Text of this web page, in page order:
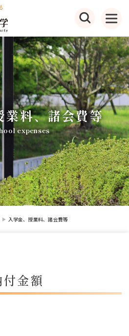
業料、諸会費等
expenses
入学金、授業料、諸会費等
金額